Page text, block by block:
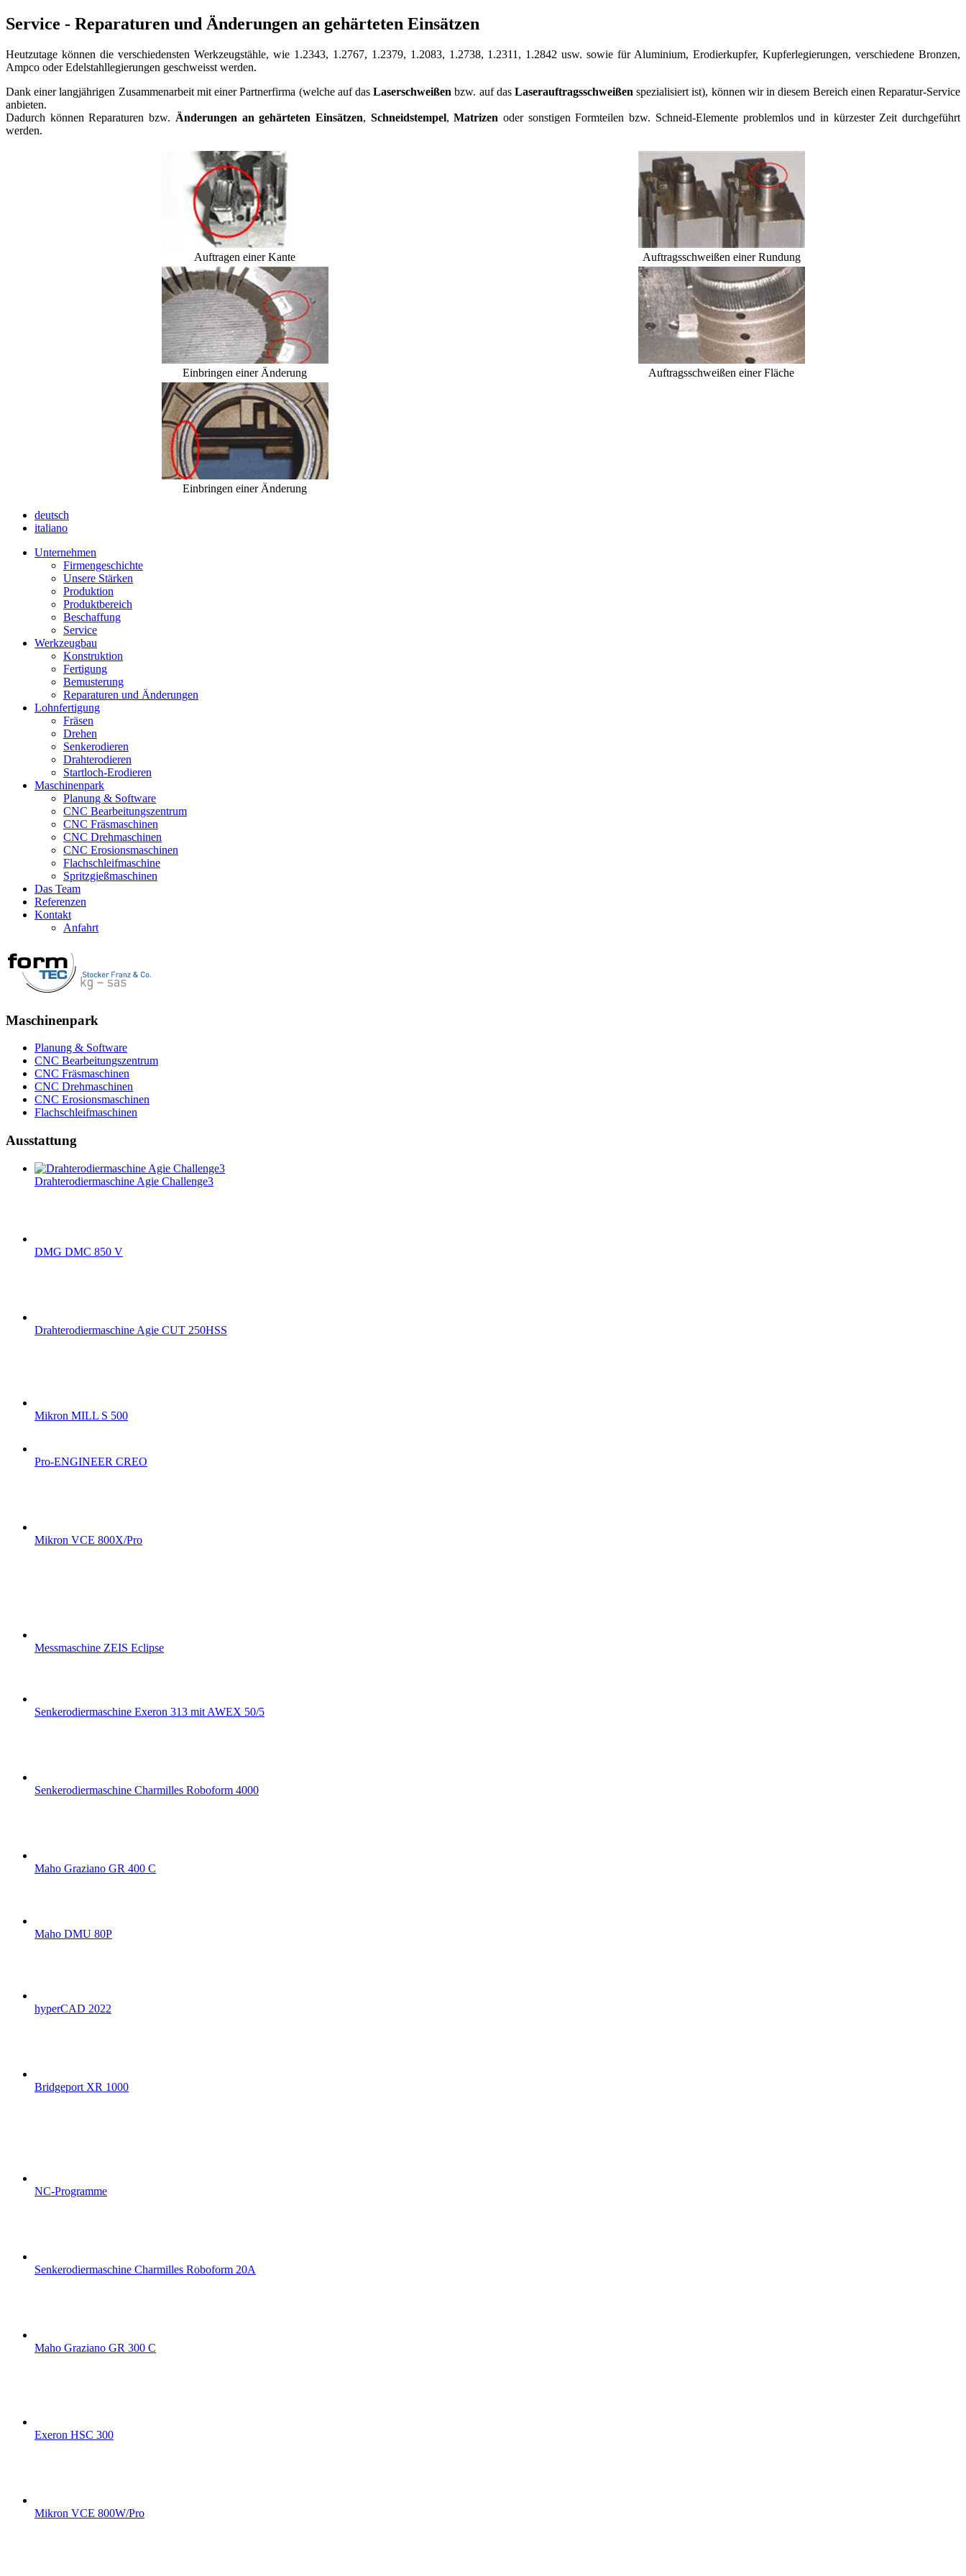
Service - Reparaturen und Änderungen an gehärteten Einsätzen
Heutzutage können die verschiedensten Werkzeugstähle, wie 1.2343, 1.2767, 1.2379, 1.2083, 1.2738, 1.2311, 1.2842 usw. sowie für Aluminium, Erodierkupfer, Kupferlegierungen, verschiedene Bronzen,
Ampco oder Edelstahllegierungen geschweisst werden.
Dank einer langjährigen Zusammenarbeit mit einer Partnerfirma (welche auf dasLaserschweißen bzw. auf dasLaserauftragsschweißen spezialisiert ist), können wir in diesem Bereich einen Reparatur-Service
anbieten.
Dadurch können Reparaturen bzw. Änderungen an gehärteten Einsätzen, Schneidstempel,Matrizen oder sonstigen Formteilen bzw. Schneid-Elemente problemlos und in kürzester Zeit durchgeführt
werden.
Auftragen einer Kante Auftragsschweißen einer Rundung
Einbringen einer Änderung Auftragsschweißen einer Fläche
Einbringen einer Änderung
deutsch
italiano
Unternehmen
Firmengeschichte
Unsere Stärken
Produktion
Produktbereich
Beschaffung
Service
Werkzeugbau
Konstruktion
Fertigung
Bemusterung
Reparaturen und Änderungen
Lohnfertigung
Fräsen
Drehen
Senkerodieren
Drahterodieren
Startloch-Erodieren
Maschinenpark
Planung & Software
CNC Bearbeitungszentrum
CNC Fräsmaschinen
CNC Drehmaschinen
CNC Erosionsmaschinen
Flachschleifmaschine
Spritzgießmaschinen
Das Team
Referenzen
Kontakt
Anfahrt
Maschinenpark
Planung & Software
CNC Bearbeitungszentrum
CNC Fräsmaschinen
CNC Drehmaschinen
CNC Erosionsmaschinen
Flachschleifmaschinen
Ausstattung
Drahterodiermaschine Agie Challenge3
DMG DMC 850 V
Drahterodiermaschine Agie CUT 250HSS
Mikron MILL S 500
Pro-ENGINEER CREO
Mikron VCE 800X/Pro
Messmaschine ZEIS Eclipse
Senkerodiermaschine Exeron 313 mit AWEX 50/5
Senkerodiermaschine Charmilles Roboform 4000
Maho Graziano GR 400 C
Maho DMU 80P
hyperCAD 2022
Bridgeport XR 1000
NC-Programme
Senkerodiermaschine Charmilles Roboform 20A
Maho Graziano GR 300 C
Exeron HSC 300
Mikron VCE 800W/Pro